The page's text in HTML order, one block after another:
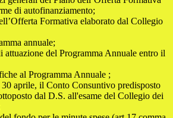
di autofinanziamento;
Formativa elaborato dal Collegio
annuale;
attuazione del Programma Annuale entro il
al Programma Annuale ;
aprile, il Conto Consuntivo predisposto
dal D.S. all'esame del Collegio dei